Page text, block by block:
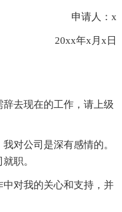
申请人：x
20xx年x月x日
去现在的工作，请上级
对公司是深有感情的。
职。
对我的关心和支持，并